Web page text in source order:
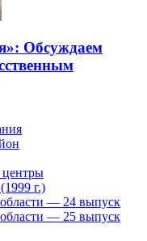
Обсуждаем
центры
г.)
— 24 выпуск
— 25 выпуск